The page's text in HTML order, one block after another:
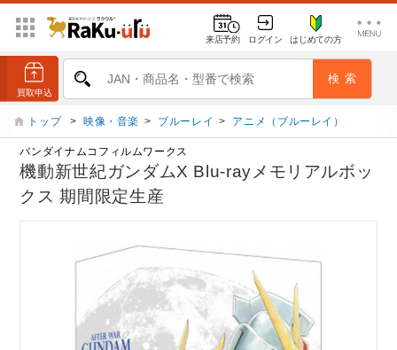
来店予約 ログイン はじめての方
トップ > 映像・音楽 > ブルーレイ > アニメ（ブルーレイ）
バンダイナムコフィルムワークス
機動新世紀ガンダムX Blu-rayメモリアルボッ
クス 期間限定生産